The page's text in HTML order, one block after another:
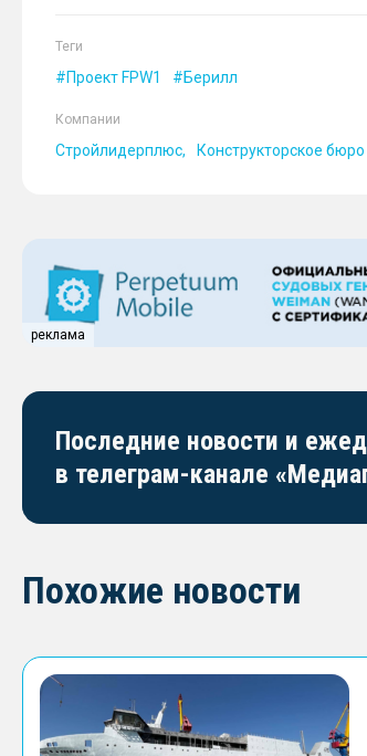
Теги
Проект FPW1 Берилл
Компании
Стройлидерплюс Конструкторское
реклама
Последние новости и
в телеграм-канале
Похожие новости